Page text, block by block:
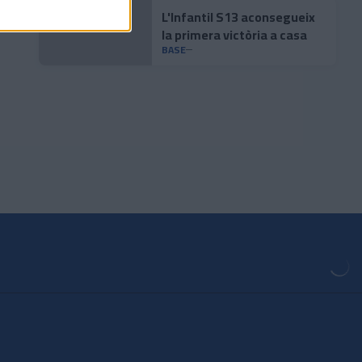
L'Infantil S13 aconsegueix
la primera victòria a casa
BASE